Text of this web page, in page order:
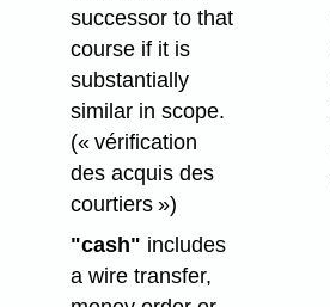
successor to that
course if it is
substantially
similar in scope.
(« vérification
des acquis des
courtiers »)
"cash" includes
a wire transfer,